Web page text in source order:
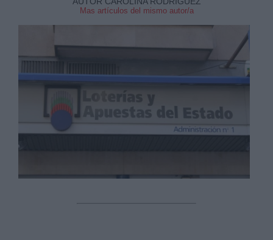
Mas artículos del mismo autor/a